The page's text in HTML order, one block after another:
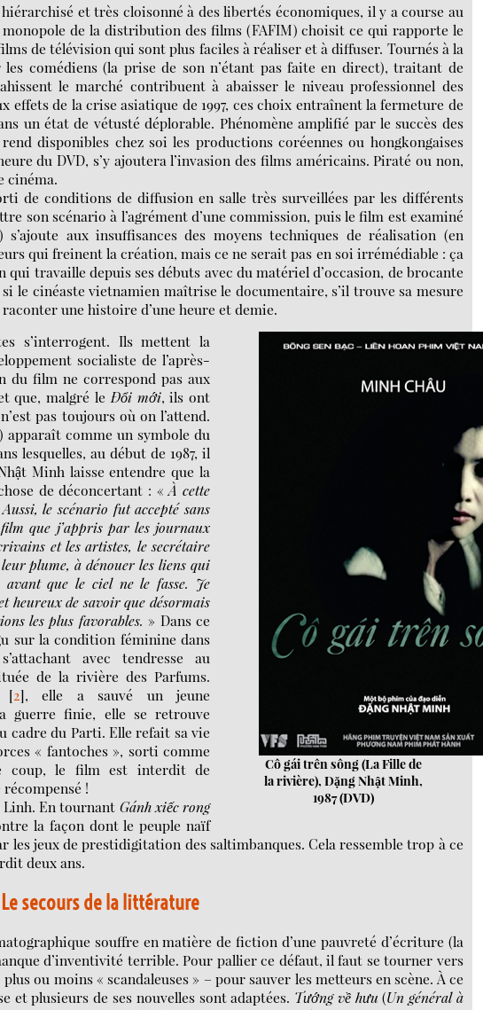
et très cloisonné à des libertés économiques, il y a course au
de la distribution des films (FAFIM) choisit ce qui rapporte le
de télévision qui sont plus faciles à réaliser et à diffuser. Tournés à la
comédiens (la prise de son n’étant pas faite en direct), traitant de
le marché contribuent à abaisser le niveau professionnel des
effets de la crise asiatique de 1997, ces choix entraînent la fermeture de
un état de vétusté déplorable. Phénomène amplifié par le succès des
disponibles chez soi les productions coréennes ou hongkongaises
du DVD, s’y ajoutera l’invasion des films américains. Piraté ou non,
cinéma.
de conditions de diffusion en salle très surveillées par les différents
son scénario à l’agrément d’une commission, puis le film est examiné
aux insuffisances des moyens techniques de réalisation (en
qui freinent la création, mais ce ne serait pas en soi irrémédiable : ça
travaille depuis ses débuts avec du matériel d’occasion, de brocante
le cinéaste vietnamien maîtrise le documentaire, s’il trouve sa mesure
une histoire d’une heure et demie.
Cô gái trên sông (La Fille de
la rivière), Dặng Nhật Minh,
1987 (DVD)
s’interrogent. Ils mettent la
socialiste de l’après-
du film ne correspond pas aux
que, malgré leĐổi mới, ils ont
pas toujours où on l’attend.
apparaît comme un symbole du
lesquelles, au début de 1987, il
Minh laisse entendre que la
de déconcertant : «À cette
le scénario fut accepté sans
que j’appris par les journaux
et les artistes, le secrétaire
plume, à dénouer les liens qui
avant que le ciel ne le fasse. Je
heureux de savoir que désormais
les plus favorables. » Dans ce
sur la condition féminine dans
avec tendresse au
de la rivière des Parfums.
[2], elle a sauvé un jeune
guerre finie, elle se retrouve
cadre du Parti. Elle refait sa vie
« fantoches », sorti comme
coup, le film est interdit de
!
Linh. En tournant Gánh xiếc rong
la façon dont le peuple naïf
les jeux de prestidigitation des saltimbanques. Cela ressemble trop à ce
deux ans.
Le secours de la littérature
souffre en matière de fiction d’une pauvreté d’écriture (la
d’inventivité terrible. Pour pallier ce défaut, il faut se tourner vers
ou moins « scandaleuses » – pour sauver les metteurs en scène. À ce
et plusieurs de ses nouvelles sont adaptées. Tướng về hưu (Un général à